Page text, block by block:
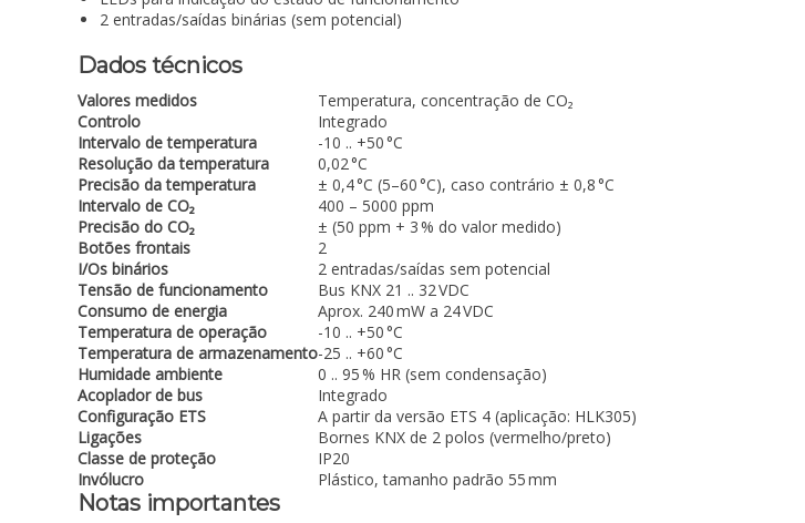
2 entradas/saídas binárias (sem potencial)
Dados técnicos
Valores medidos
Temperatura, concentração de CO₂
Controlo
Integrado
Intervalo de temperatura
-10 .. +50 °C
Resolução da temperatura
0,02 °C
Precisão da temperatura
± 0,4 °C (5–60 °C), caso contrário ± 0,8 °C
Intervalo de CO₂
400 – 5000 ppm
Precisão do CO₂
± (50 ppm + 3 % do valor medido)
Botões frontais
2
I/Os binários
2 entradas/saídas sem potencial
Tensão de funcionamento
Bus KNX 21 .. 32 VDC
Consumo de energia
Aprox. 240 mW a 24 VDC
Temperatura de operação
-10 .. +50 °C
Temperatura de armazenamento-25 .. +60 °C
Humidade ambiente
0 .. 95 % HR (sem condensação)
Acoplador de bus
Integrado
Configuração ETS
A partir da versão ETS 4 (aplicação: HLK305)
Ligações
Bornes KNX de 2 polos (vermelho/preto)
Classe de proteção
IP20
Invólucro
Plástico, tamanho padrão 55 mm
Notas importantes